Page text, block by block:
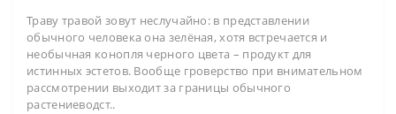
Траву травой зовут неслучайно: в представлении
обычного человека она зелёная, хотя встречается и
необычная конопля черного цвета – продукт для
истинных эстетов. Вообще гроверство при внимательном
рассмотрении выходит за границы обычного
растениеводст..